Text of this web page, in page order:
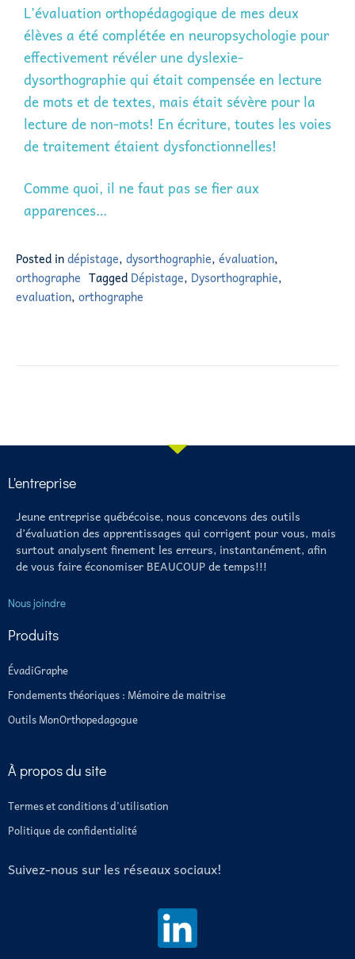
L’évaluation orthopédagogique de mes deux
élèves a été complétée en neuropsychologie pour
effectivement révéler une dyslexie-
dysorthographie qui était compensée en lecture
de mots et de textes, mais était sévère pour la
lecture de non-mots! En écriture, toutes les voies
de traitement étaient dysfonctionnelles!
Comme quoi, il ne faut pas se fier aux
apparences…
Posted indépistage, dysorthographie, évaluation,
orthographe Tagged Dépistage, Dysorthographie,
evaluation, orthographe
L'entreprise
Jeune entreprise québécoise, nous concevons des outils
d’évaluation des apprentissages qui corrigent pour vous, mais
surtout analysent finement les erreurs, instantanément, afin
de vous faire économiser BEAUCOUP de temps!!!
Nous joindre
Produits
ÉvadiGraphe
Fondements théoriques : Mémoire de maitrise
Outils MonOrthopedagogue
À propos du site
Termes et conditions d'utilisation
Politique de confidentialité
Suivez-nous sur les réseaux sociaux!